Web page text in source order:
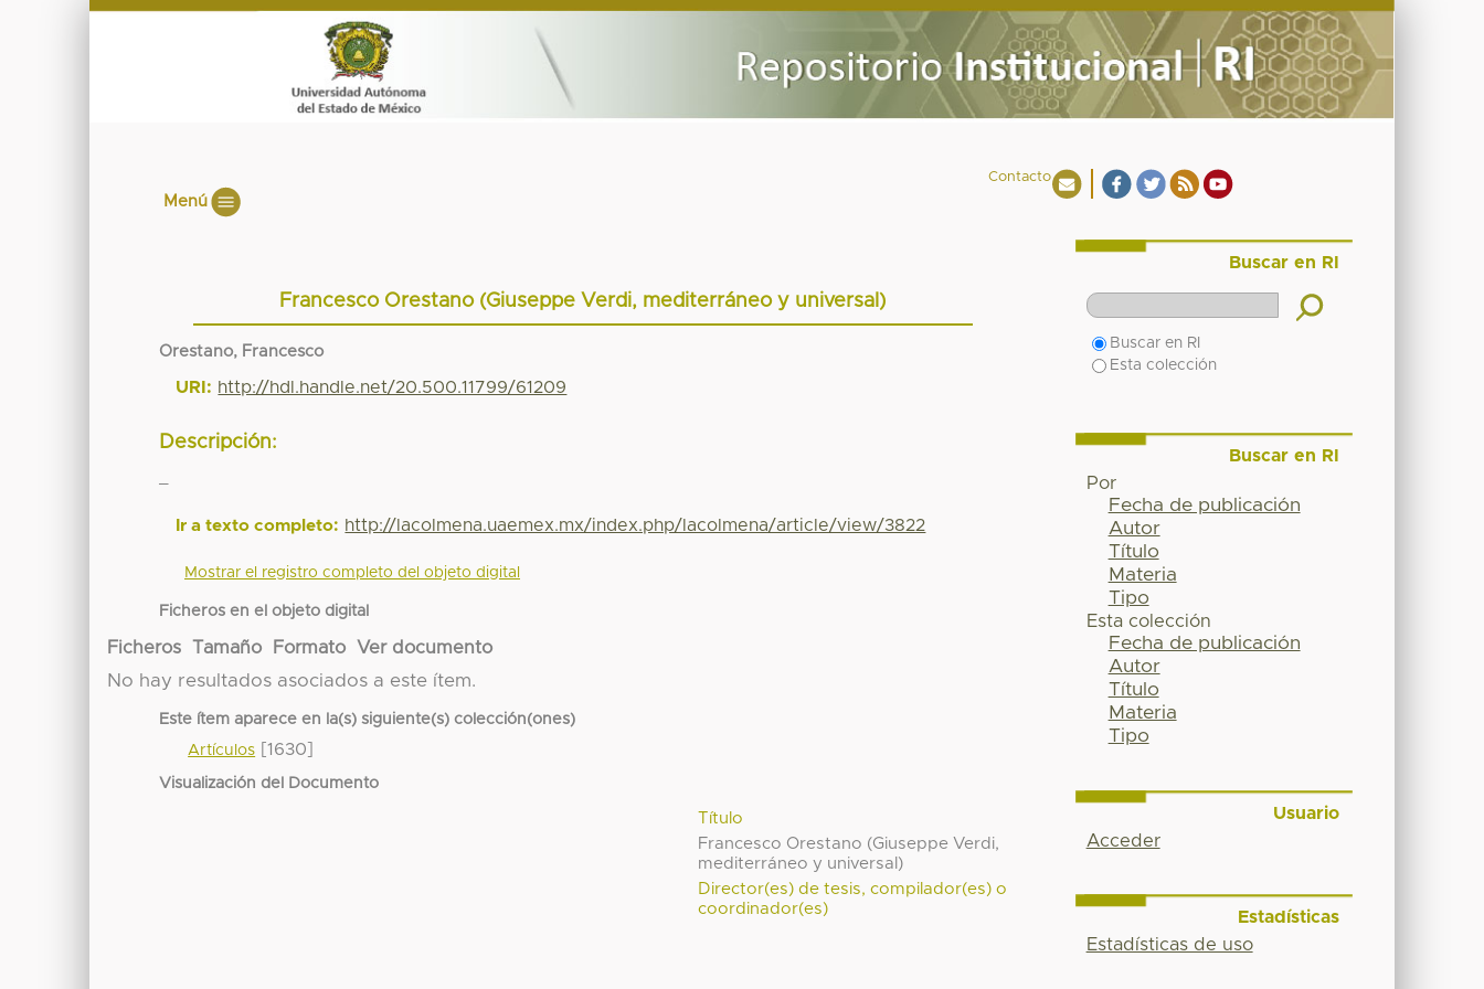
Contacto
Menú
Francesco Orestano (Giuseppe Verdi, mediterráneo y universal)
Orestano, Francesco
URI: http://hdl.handle.net/20.500.11799/61209
Descripción:
Ir a texto completo: http://lacolmena.uaemex.mx/index.php/lacolmena/article/view/3822
Mostrar el registro completo del objeto digital
Ficheros en el objeto digital
Ficheros Tamaño Formato
Ver documento
No hay resultados asociados a este ítem.
Este ítem aparece en la(s) siguiente(s) colección(ones)
Artículos [1630]
Visualización del Documento
Título
Francesco Orestano (Giuseppe Verdi,
mediterráneo y universal)
Director(es) de tesis, compilador(es) o
coordinador(es)
Buscar en RI
Buscar en RI
Esta colección
Buscar en RI
Por
Fecha de publicación
Autor
Título
Materia
Tipo
Esta colección
Fecha de publicación
Autor
Título
Materia
Tipo
Usuario
Acceder
Estadísticas
Estadísticas de uso